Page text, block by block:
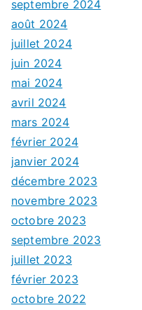
septembre 2024
août 2024
juillet 2024
juin 2024
mai 2024
avril 2024
mars 2024
février 2024
janvier 2024
décembre 2023
novembre 2023
octobre 2023
septembre 2023
juillet 2023
février 2023
octobre 2022